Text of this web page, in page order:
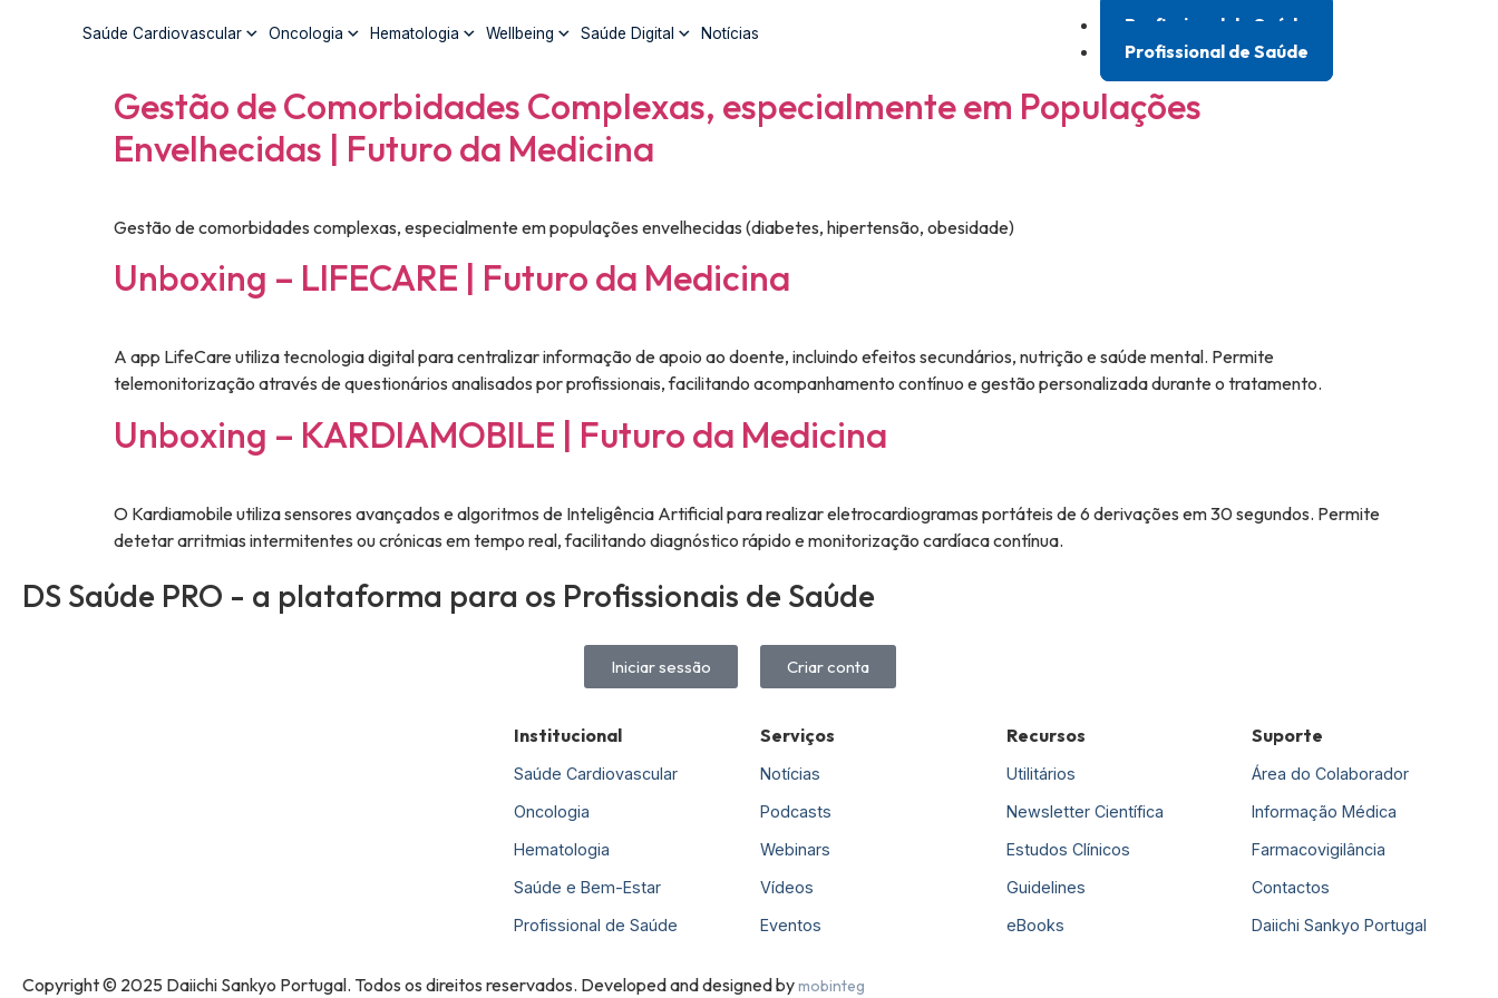
Saúde Cardiovascular Oncologia Hematologia Wellbeing Saúde Digital Notícias
Profissional de Saúde
Profissional de Saúde
Gestão de Comorbidades Complexas, especialmente em Populações
Envelhecidas | Futuro da Medicina
Gestão de comorbidades complexas, especialmente em populações envelhecidas (diabetes, hipertensão, obesidade)
Unboxing – LIFECARE | Futuro da Medicina
A app LifeCare utiliza tecnologia digital para centralizar informação de apoio ao doente, incluindo efeitos secundários, nutrição e saúde mental. Permite
telemonitorização através de questionários analisados por profissionais, facilitando acompanhamento contínuo e gestão personalizada durante o tratamento.
Unboxing – KARDIAMOBILE | Futuro da Medicina
O Kardiamobile utiliza sensores avançados e algoritmos de Inteligência Artificial para realizar eletrocardiogramas portáteis de 6 derivações em 30 segundos. Permite
detetar arritmias intermitentes ou crónicas em tempo real, facilitando diagnóstico rápido e monitorização cardíaca contínua.
DS Saúde PRO - a plataforma para os Profissionais de Saúde
Iniciar sessão Criar conta
Institucional
Saúde Cardiovascular
Oncologia
Hematologia
Saúde e Bem-Estar
Profissional de Saúde
Serviços
Notícias
Podcasts
Webinars
Vídeos
Eventos
Recursos
Utilitários
Newsletter Científica
Estudos Clínicos
Guidelines
eBooks
Suporte
Área do Colaborador
Informação Médica
Farmacovigilância
Contactos
Daiichi Sankyo Portugal
Copyright © 2025 Daiichi Sankyo Portugal. Todos os direitos reservados. Developed and designed bymobinteg